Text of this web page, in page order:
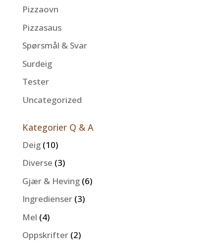
Pizzaovn
Pizzasaus
Spørsmål & Svar
Surdeig
Tester
Uncategorized
Kategorier Q & A
Deig (10)
Diverse (3)
Gjær & Heving (6)
Ingredienser (3)
Mel (4)
Oppskrifter (2)